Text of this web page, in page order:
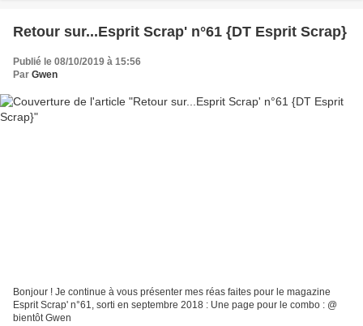
Retour sur...Esprit Scrap' n°61 {DT Esprit Scrap}
Publié le 08/10/2019 à 15:56
Par Gwen
Bonjour ! Je continue à vous présenter mes réas faites pour le magazine
Esprit Scrap' n°61, sorti en septembre 2018 : Une page pour le combo : @
bientôt Gwen